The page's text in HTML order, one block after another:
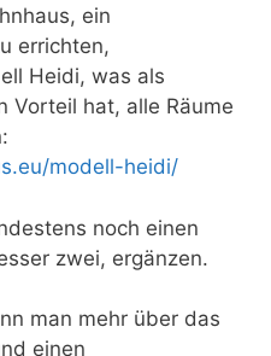
ein
errichten,
Heidi, was als
Vorteil hat, alle Räume
modell-heidi/
noch einen
zwei, ergänzen.
man mehr über das
einen